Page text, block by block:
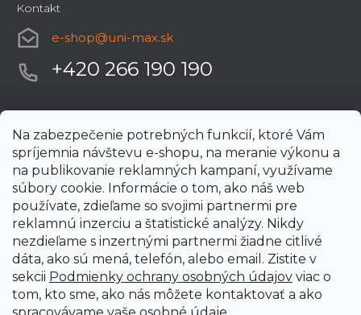
Na zabezpečenie potrebných funkcií, ktoré Vám
spríjemnia návštevu e-shopu, na meranie výkonu a
na publikovanie reklamných kampaní, využívame
súbory cookie. Informácie o tom, ako náš web
používate, zdieľame so svojimi partnermi pre
reklamnú inzerciu a štatistické analýzy. Nikdy
nezdieľame s inzertnými partnermi žiadne citlivé
dáta, ako sú mená, telefón, alebo email. Zistite v
sekcii Podmienky ochrany osobných údajov viac o
tom, kto sme, ako nás môžete kontaktovať a ako
Kontakt
e-shop@uni-max.sk
+420 266 190 190